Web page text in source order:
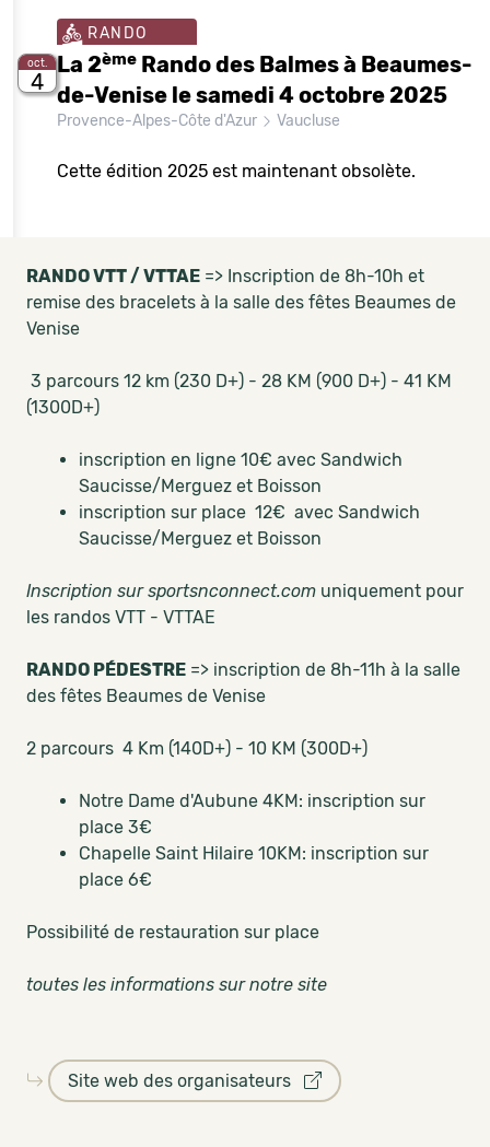
oct.
4
RANDO
La 2ème Rando des Balmes à Beaumes-
de-Venise le samedi 4 octobre 2025
Provence-Alpes-Côte d'Azur Vaucluse
Cette édition 2025 est maintenant obsolète.
RANDO VTT / VTTAE => Inscription de 8h-10h et
remise des bracelets à la salle des fêtes Beaumes de
Venise
3 parcours 12 km (230 D+) - 28 KM (900 D+) - 41 KM
(1300D+)
inscription en ligne 10€ avec Sandwich
Saucisse/Merguez et Boisson
inscription sur place 12€ avec Sandwich
Saucisse/Merguez et Boisson
Inscription sur sportsnconnect.com uniquement pour
les randos VTT - VTTAE
RANDO PÉDESTRE => inscription de 8h-11h à la salle
des fêtes Beaumes de Venise
2 parcours 4 Km (140D+) - 10 KM (300D+)
Notre Dame d'Aubune 4KM: inscription sur
place 3€
Chapelle Saint Hilaire 10KM: inscription sur
place 6€
Possibilité de restauration sur place
toutes les informations sur notre site
Site web des organisateurs